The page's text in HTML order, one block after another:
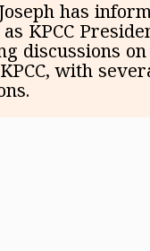
has
KPCC
discussions
with